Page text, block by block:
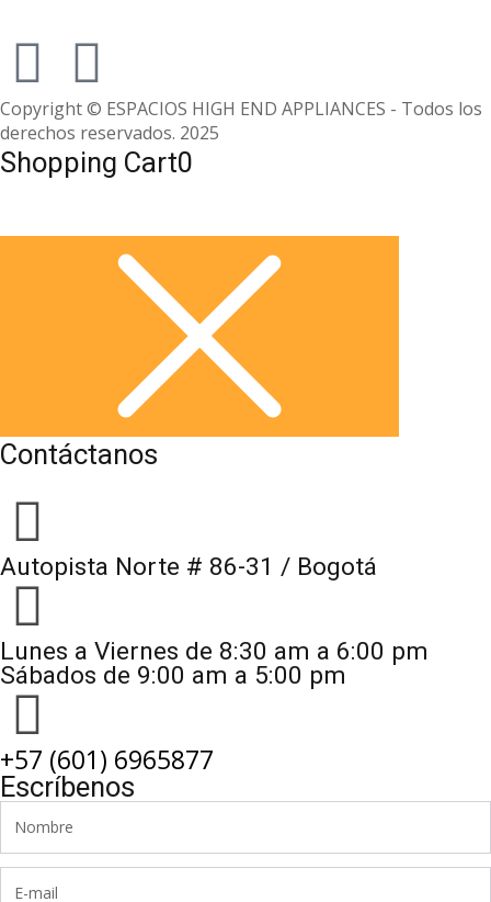
Copyright © ESPACIOS HIGH END APPLIANCES - Todos los
derechos reservados. 2025
Shopping Cart0
Contáctanos
Autopista Norte # 86-31 / Bogotá
Lunes a Viernes de 8:30 am a 6:00 pm
Sábados de 9:00 am a 5:00 pm
+57 (601) 6965877
Escríbenos